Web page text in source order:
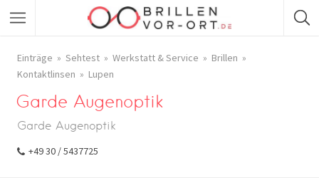
Einträge Sehtest Werkstatt & Service
Brillen
Kontaktlinsen
Lupen
Garde Augenoptik
Garde Augenoptik
+49 30 / 5437725